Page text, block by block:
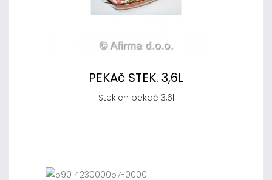
PEKAč STEK. 3,6L
Steklen pekač 3,6l